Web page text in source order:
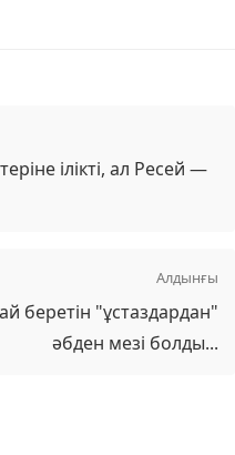
ілікті, ал Ресей —
Алдынғы
беретін "ұстаздардан"
әбден мезі болды...